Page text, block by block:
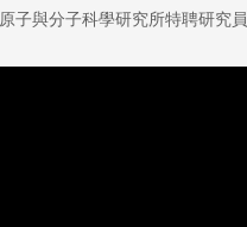
子與分子科學研究所特聘研究員